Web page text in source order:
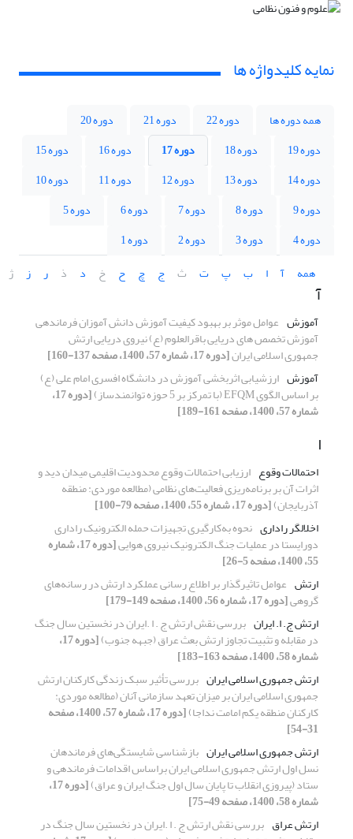
نمایه کلیدواژه ها
همه دوره ها دوره 22 دوره 21
دوره 20
دوره 19
دوره 18 دوره 17 دوره 16
دوره 15
دوره 14
دوره 13 دوره 12 دوره 11
دوره 10
دوره 9
دوره 8 دوره 7 دوره 6
دوره 5
دوره 4
دوره 3 دوره 2
دوره 1
همه
آ ا ب پ ت ث ج چ ح خ د ذ ر ز ژ
آ
آموزش عوامل موثر بر بهبود کیفیت آموزش دانش آموزان فرماندهی
آموزش تخصص های دریایی باقرالعلوم (ع) نیروی دریایی ارتش
جمهوری اسلامی ایران[دوره 17، شماره 57، 1400، صفحه 137-160]
آموزش ارزشیابی اثربخشی آموزش در دانشگاه افسری امام علی (ع)
بر اساس الگوی EFQM (با تمرکز بر 5 حوزه توانمندساز) [دوره 17،
شماره 57، 1400، صفحه 161-189]
ا
احتمالات وقوع ارزیابی احتمالات وقوع محدودیت اقلیمی میدان دید و
اثرات آن بر برنامه‌ریزی فعالیت‌های نظامی (مطالعه موردی: منطقه
آذربایجان)[دوره 17، شماره 55، 1400، صفحه 79-100]
اخلالگر راداری نحوه به‌کارگیری تجهیزات حمله الکترونیک راداری
دورایستا در عملیات جنگ الکترونیک نیروی هوایی [دوره 17، شماره
55، 1400، صفحه 5-26]
ارتش عوامل تاثیرگذار بر اطلاع رسانی عملکرد ارتش در رسانه‌های
گروهی[دوره 17، شماره 56، 1400، صفحه 149-179]
ارتش ج. ا. ایران بررسی نقش ارتش ج . ا .ایران در نخستین سال جنگ
در مقابله و تثبیت تجاوز ارتش بعث عراق (جبهه جنوب) [دوره 17،
شماره 58، 1400، صفحه 163-183]
ارتش جمهوری اسلامی ایران بررسی تأثیر سبک زندگی کارکنان ارتش
جمهوری اسلامی ایران بر میزان تعهد سازمانی آنان (مطالعه موردی:
کارکنان منطقه یکم امامت نداجا) [دوره 17، شماره 57، 1400، صفحه
31-54]
ارتش جمهوری اسلامی ایران بازشناسی شایستگی‌های فرماندهان
نسل اول ارتش جمهوری اسلامی ایران براساس اقدامات فرماندهی و
ستاد (پیروزی انقلاب تا پایان سال اول جنگ ایران و عراق) [دوره 17،
شماره 58، 1400، صفحه 49-75]
ارتش عراق بررسی نقش ارتش ج . ا .ایران در نخستین سال جنگ در